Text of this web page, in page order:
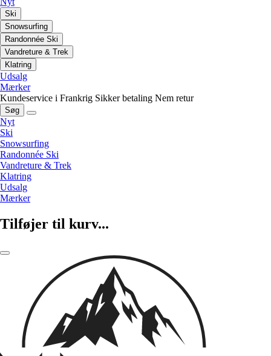
Ski
Snowsurfing
Randonnée Ski
Vandreture & Trek
Klatring
Udsalg
Mærker
Kundeservice i Frankrig Sikker betaling Nem retur
Søg
Nyt
Ski
Snowsurfing
Randonnée Ski
Vandreture & Trek
Klatring
Udsalg
Mærker
Tilføjer til kurv...